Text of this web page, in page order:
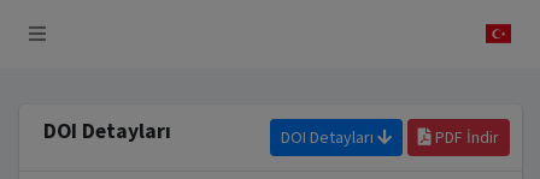
DOI Detayları DOI Detayları PDF İndir